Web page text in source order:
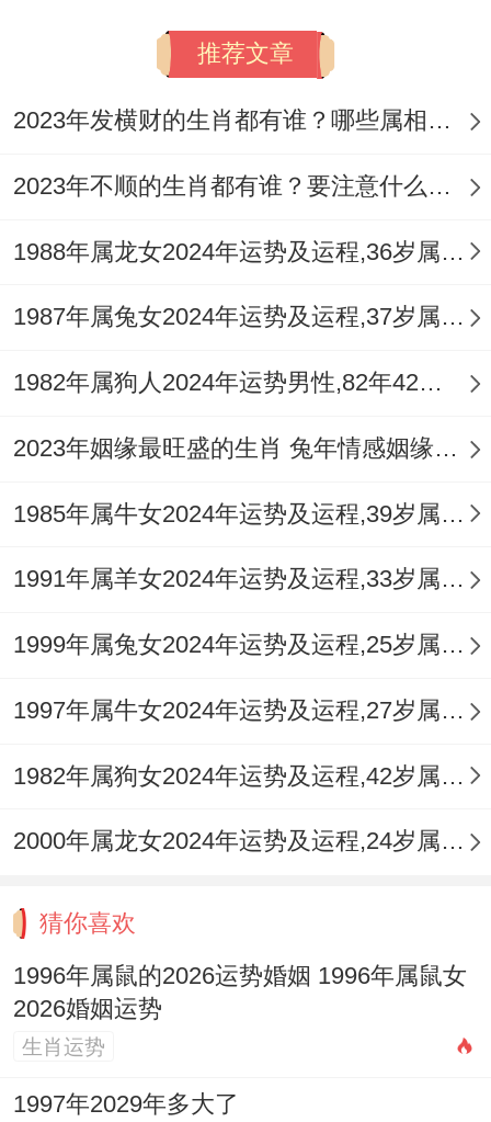
可以共同筹划部分家庭目标。比如置业、装
修或学习新技能，将冲突的能量引导至共同
中宫桃花位摆放祥安阁鱼跃荷香摆件，能促
进夫妻与谐，增强情感连结，让家庭生活更
面对冲太岁之年的感情挑战。消极应对不如
主动调整，以下是部分结合命理与现实的建
调整心态，以柔克刚， 冲太岁之年心浮气躁
是大忌，当感情出现矛盾时先冷静下来，避
慧，暂缓争论，待情绪平与后再沟通，这往
往能取得更好效果。
前述吉祥物，还需注意2026年岁破方在正北
方，此方位不宜动土或摆放杂物，保持整洁
噪音或尖锐物品冲射，在这些方位做好调
理，帮助减少整体运势的阻力，从而间接稳
定感情。
提升自我，聚焦成长， 感情的波动有时是审
视自我的契机，与其将整个精力用于担忧关
推荐文章
2023年发横财的生肖都有谁？哪些属相财运旺盛？
2023年不顺的生肖都有谁？要注意什么呢？
1988年属龙女2024年运势及运程,36岁属龙人2024全年每月运势女性如何
1987年属兔女2024年运势及运程,37岁属兔人2024全年每月运势女性如何
1982年属狗人2024年运势男性,82年42岁属狗男2024年每月运程怎么样
2023年姻缘最旺盛的生肖 兔年情感姻缘运比较旺的属相
1985年属牛女2024年运势及运程,39岁属牛人2024全年每月运势女性如何
1991年属羊女2024年运势及运程,33岁属羊人2024全年每月运势女性如何
1999年属兔女2024年运势及运程,25岁属兔人2024全年每月运势女性如何
1997年属牛女2024年运势及运程,27岁属牛人2024全年每月运势女性如何
1982年属狗女2024年运势及运程,42岁属狗人2024全年每月运势女性如何
2000年属龙女2024年运势及运程,24岁属龙人2024全年每月运势女性如何
猜你喜欢
1996年属鼠的2026运势婚姻 1996年属鼠女
2026婚姻运势
生肖运势
1997年2029年多大了